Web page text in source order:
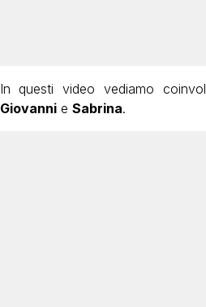
In questi video vediamo
Giovannie Sabrina.